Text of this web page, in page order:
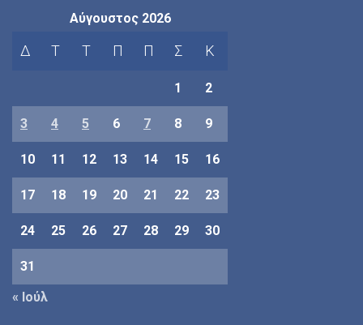
Αύγουστος 2026
Δ Τ Τ Π Π Σ Κ
1 2
3 4 5 6 7 8 9
10 11 12 13 14 15 16
17 18 19 20 21 22 23
24 25 26 27 28 29 30
31
« Ιούλ